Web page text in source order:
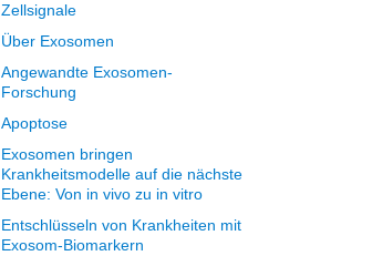
Zellsignale
Über Exosomen
Angewandte Exosomen-
Forschung
Apoptose
Exosomen bringen
Krankheitsmodelle auf die nächste
Ebene: Von in vivo zu in vitro
Entschlüsseln von Krankheiten mit
Exosom-Biomarkern